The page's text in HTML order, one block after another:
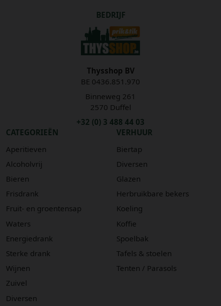
BEDRIJF
Thysshop BV
BE 0436.851.970
Binneweg 261
2570 Duffel
+32 (0) 3 488 44 03
CATEGORIEËN
Aperitieven
Alcoholvrij
Bieren
Frisdrank
Fruit- en groentensap
Waters
Energiedrank
Sterke drank
Wijnen
Zuivel
Diversen
VERHUUR
Biertap
Diversen
Glazen
Herbruikbare bekers
Koeling
Koffie
Spoelbak
Tafels & stoelen
Tenten / Parasols